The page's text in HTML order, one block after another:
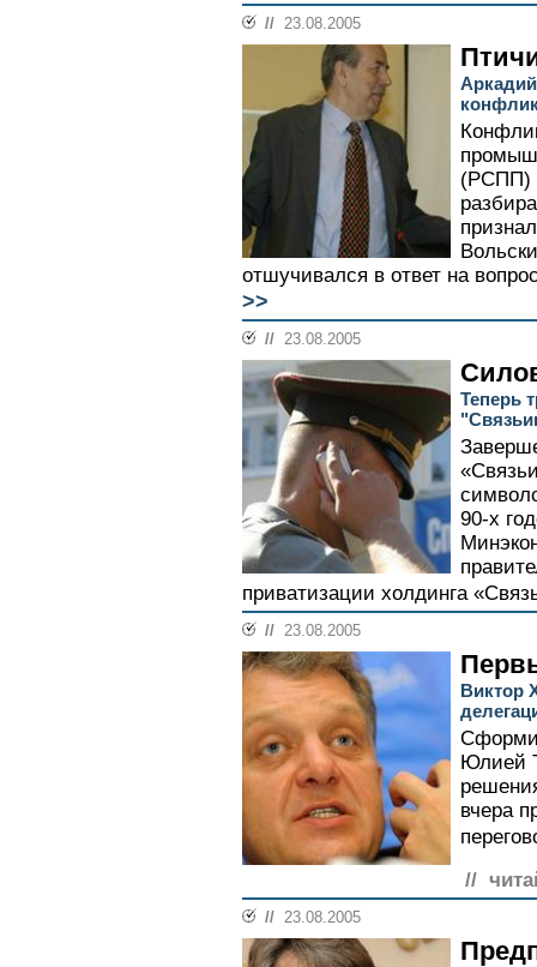
// 23.08.2005
(РСПП)
отшучивался в ответ на
>>
// 23.08.2005
Теперь
90-х
приватизации холдинга
// 23.08.2005
Виктор
Юлией
вчера
//
// 23.08.2005